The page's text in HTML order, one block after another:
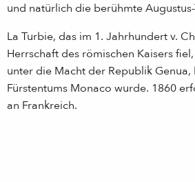
und natürlich die berühmte
La Turbie, das im 1. Jahrhundert v.
Herrschaft des römischen Kaisers
unter die Macht der Republik Genua,
Fürstentums Monaco wurde. 1860
an Frankreich.